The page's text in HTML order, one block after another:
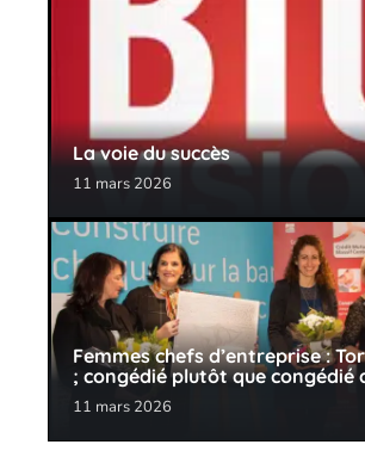
La voie du succès
11 mars 2026
Femmes chefs d’entreprise :
; congédié plutôt que congédié
11 mars 2026